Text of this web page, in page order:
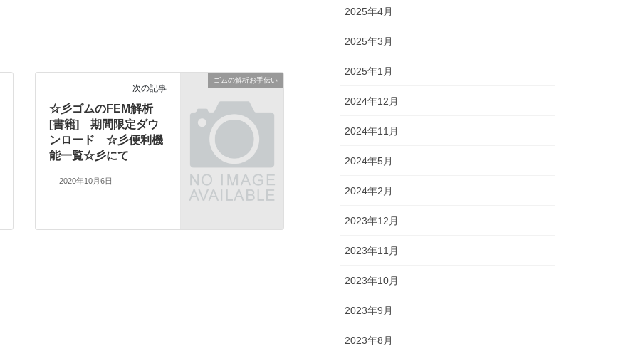
ゴムの解析お手伝い
次の記事
☆彡ゴムのFEM解析
[書籍] 期間限定ダウ
ンロード ☆彡便利機
能一覧☆彡にて
2020年10月6日
2025年4月
2025年3月
2025年1月
2024年12月
2024年11月
2024年5月
2024年2月
2023年12月
2023年11月
2023年10月
2023年9月
2023年8月